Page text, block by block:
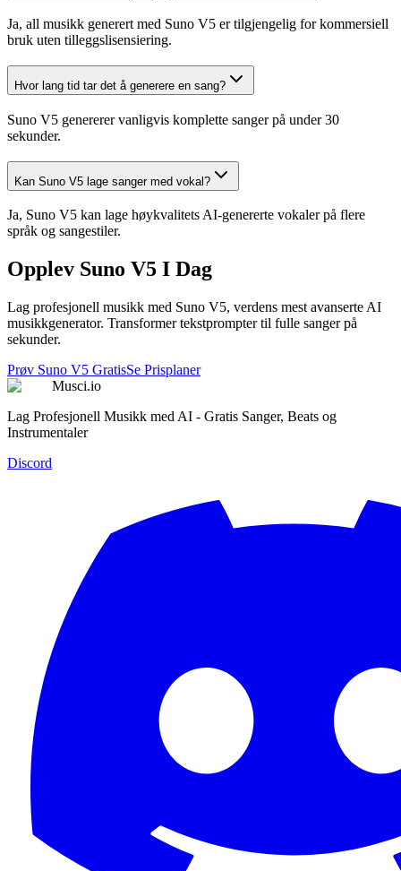
Ja, all musikk generert med Suno V5 er tilgjengelig for kommersiell
bruk uten tilleggslisensiering.
Hvor lang tid tar det å generere en sang?
Suno V5 genererer vanligvis komplette sanger på under 30
sekunder.
Kan Suno V5 lage sanger med vokal?
Ja, Suno V5 kan lage høykvalitets AI-genererte vokaler på flere
språk og sangestiler.
Opplev Suno V5 I Dag
Lag profesjonell musikk med Suno V5, verdens mest avanserte AI
musikkgenerator. Transformer tekstprompter til fulle sanger på
sekunder.
Prøv Suno V5 GratisSe Prisplaner
Musci.io
Lag Profesjonell Musikk med AI - Gratis Sanger, Beats og
Instrumentaler
Discord